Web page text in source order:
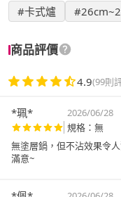
#卡式爐
商品評價
4.9(99則
*珮* 2026/06/28
規格：無
無塗層鍋，但不沾效果令
滿意~